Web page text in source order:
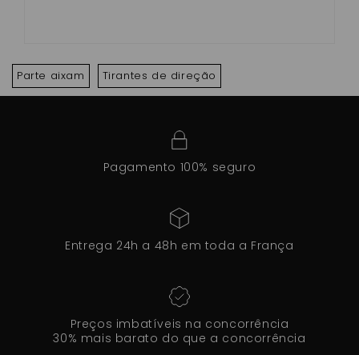
Parte aixam Tirantes de direção
Pagamento 100% seguro
Entrega 24h a 48h em toda a França
Preços imbatíveis na concorrência
30% mais barato do que a concorrência